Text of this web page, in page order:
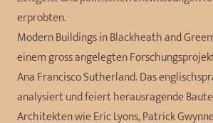
erprobten.
Modern Buildings in Blackheath and
einem gross angelegten
Ana Francisco Sutherland. Das
analysiert und feiert herausragende
Architekten wie Eric Lyons, Patrick